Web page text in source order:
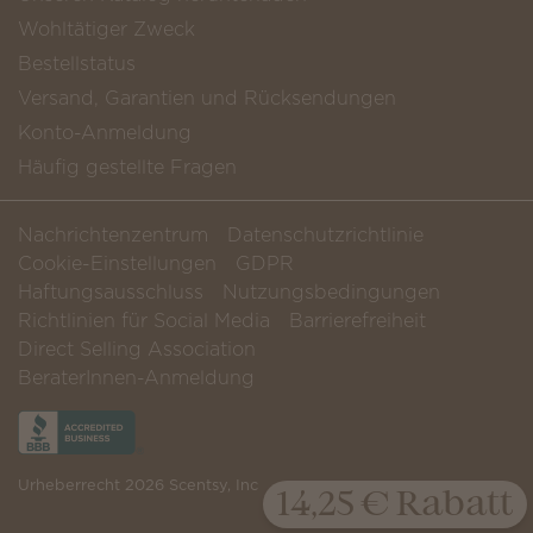
Wohltätiger Zweck
Bestellstatus
Versand, Garantien und Rücksendungen
Konto-Anmeldung
Häufig gestellte Fragen
Nachrichtenzentrum
Datenschutzrichtlinie
Cookie-Einstellungen
GDPR
Haftungsausschluss
Nutzungsbedingungen
Richtlinien für Social Media
Barrierefreiheit
Direct Selling Association
BeraterInnen-Anmeldung
Urheberrecht 2026 Scentsy, Inc
14,25 € Rabatt